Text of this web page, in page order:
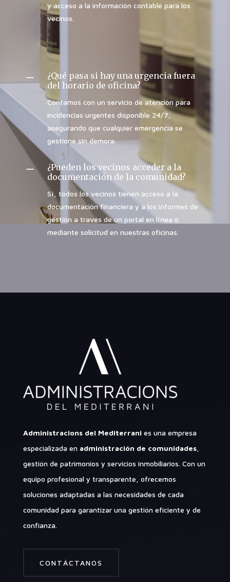
y acceso a la información contable para los
vecinos.
K
¿Qué pasa si hay una urgencia fuera
del horario de oficina?
Contamos con un servicio de atención para
incidencias urgentes disponible 24/7,
asegurando que cualquier emergencia se
gestione sin demora.
K
¿Pueden los vecinos acceder a la
documentación de la comunidad?
Sí, todos los vecinos tienen acceso a la
documentación financiera y a los informes de
gestión a través de un portal en línea o
mediante solicitud en nuestras oficinas.
Administracions del Mediterrani es una empresa
especializada en administración de comunidades,
gestión de patrimonios y servicios inmobiliarios. Con un
equipo profesional y transparente, ofrecemos
soluciones adaptadas a las necesidades de cada
comunidad para garantizar una gestión eficiente y de
confianza.
CONTÁCTANOS